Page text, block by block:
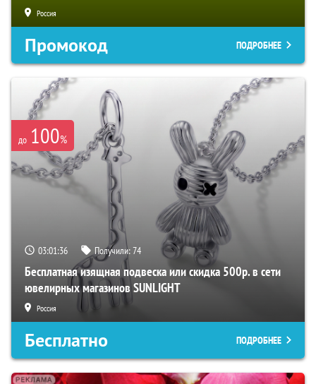
Россия
Промокод ПОДРОБНЕЕ
до 100%
03:01:35 Получили:74
Бесплатная изящная подвеска или скидка 500р. в сети
ювелирных магазинов SUNLIGHT
Россия
Бесплатно ПОДРОБНЕЕ